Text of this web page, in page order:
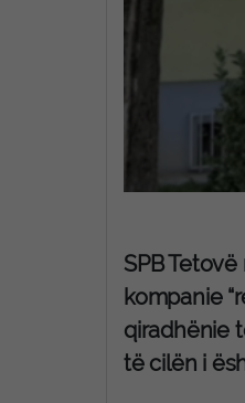
SPB
kompanie
qiradhënie
të cilën i